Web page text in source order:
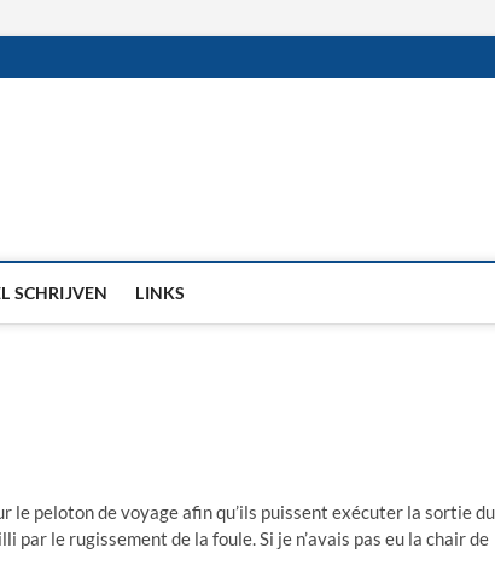
SCHRIJVEN LINKS
le peloton de voyage afin qu’ils puissent exécuter la sortie du
par le rugissement de la foule. Si je n’avais pas eu la chair de